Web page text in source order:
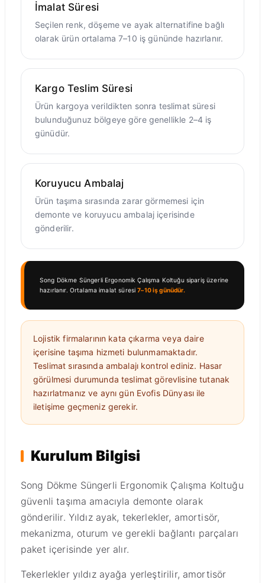
İmalat Süresi
Seçilen renk, döşeme ve ayak alternatifine bağlı
olarak ürün ortalama 7–10 iş gününde hazırlanır.
Kargo Teslim Süresi
Ürün kargoya verildikten sonra teslimat süresi
bulunduğunuz bölgeye göre genellikle 2–4 iş
günüdür.
Koruyucu Ambalaj
Ürün taşıma sırasında zarar görmemesi için
demonte ve koruyucu ambalaj içerisinde
gönderilir.
Song Dökme Süngerli Ergonomik Çalışma Koltuğu sipariş üzerine
hazırlanır. Ortalama imalat süresi7–10 iş günüdür.
Lojistik firmalarının kata çıkarma veya daire
içerisine taşıma hizmeti bulunmamaktadır.
Teslimat sırasında ambalajı kontrol ediniz. Hasar
görülmesi durumunda teslimat görevlisine tutanak
hazırlatmanız ve aynı gün Evofis Dünyası ile
iletişime geçmeniz gerekir.
Kurulum Bilgisi
Song Dökme Süngerli Ergonomik Çalışma Koltuğu
güvenli taşıma amacıyla demonte olarak
gönderilir. Yıldız ayak, tekerlekler, amortisör,
mekanizma, oturum ve gerekli bağlantı parçaları
paket içerisinde yer alır.
Tekerlekler yıldız ayağa yerleştirilir, amortisör